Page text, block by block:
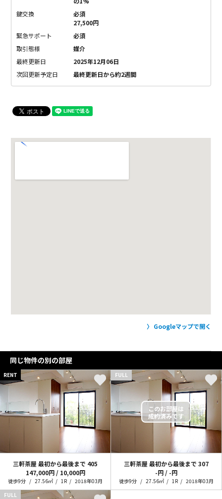
鍵交換
必須
27,500円
緊急サポート
必須
取引態様
媒介
最終更新日
2025年12月06日
次回更新予定日
最終更新日から約2週間
Googleマップで開く
同じ物件の別の部屋
RENT
三軒茶屋 最初から最後まで 405
147,000円 / 10,000円
徒歩9分 27.56㎡ 1R 2018年03月
FULL
三軒茶屋 最初から最後まで 307
-円 / -円
徒歩9分 27.56㎡ 1R
2018年03月
FULL